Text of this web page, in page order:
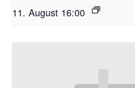
11. August 16:00